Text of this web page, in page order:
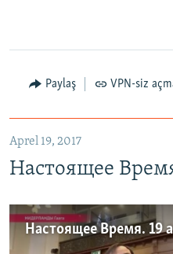
Paylaş VPN-siz
Aprel 19, 2017
Настоящее
Настоящее Время. 19